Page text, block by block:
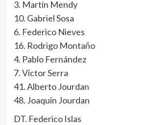
3. Martín Mendy
10. Gabriel Sosa
6. Federico Nieves
16. Rodrigo Montaño
4. Pablo Fernández
7. Víctor Serra
41. Alberto Jourdan
48. Joaquín Jourdan
DT. Federico Islas